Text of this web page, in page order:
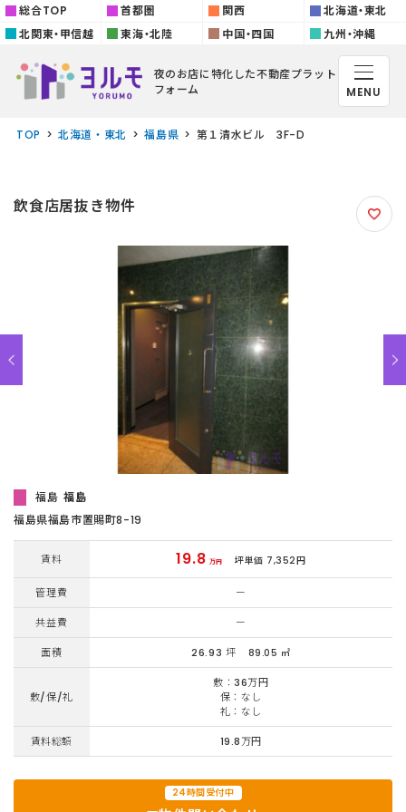
総合TOP 首都圏 関西
北海道・東北
北関東・甲信越
東海・北陸 中国・四国 九州・沖縄
夜のお店に特化した不動産プラット
フォーム
MENU
TOP 北海道・東北 福島県 第１清水ビル 3F-D
飲食店居抜き物件
福島 福島
福島県福島市置賜町8-19
賃料 19.8 万円 坪単価 7,352円
管理費 ー
共益費 ー
面積 26.93 坪 89.05 ㎡
敷/保/礼
敷：36万円
保：なし
礼：なし
賃料総額 19.8万円
24時間受付中